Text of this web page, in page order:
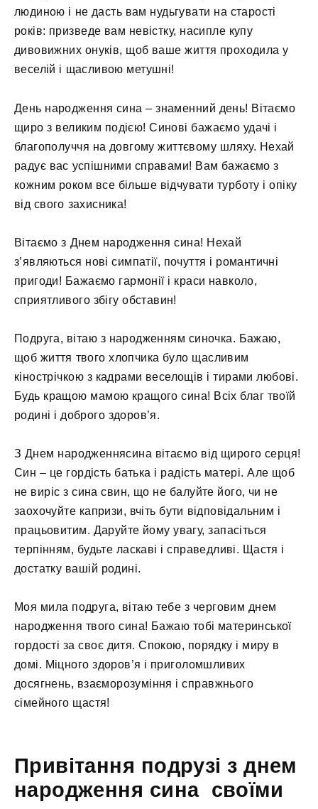
людиною і не дасть вам нудьгувати на старості
років: призведе вам невістку, насипле купу
дивовижних онуків, щоб ваше життя проходила у
веселій і щасливою метушні!
День народження сина – знаменний день! Вітаємо
щиро з великим подією! Синові бажаємо удачі і
благополуччя на довгому життєвому шляху. Нехай
радує вас успішними справами! Вам бажаємо з
кожним роком все більше відчувати турботу і опіку
від свого захисника!
Вітаємо з Днем народження сина! Нехай
з’являються нові симпатії, почуття і романтичні
пригоди! Бажаємо гармонії і краси навколо,
сприятливого збігу обставин!
Подруга, вітаю з народженням синочка. Бажаю,
щоб життя твого хлопчика було щасливим
кінострічкою з кадрами веселощів і тирами любові.
Будь кращою мамою кращого сина! Всіх благ твоїй
родині і доброго здоров’я.
З Днем народженнясина вітаємо від щирого серця!
Син – це гордість батька і радість матері. Але щоб
не виріс з сина свин, що не балуйте його, чи не
заохочуйте капризи, вчіть бути відповідальним і
працьовитим. Даруйте йому увагу, запасіться
терпінням, будьте ласкаві і справедливі. Щастя і
достатку вашій родині.
Моя мила подруга, вітаю тебе з черговим днем ​​
народження твого сина! Бажаю тобі материнської
гордості за своє дитя. Спокою, порядку і миру в
домі. Міцного здоров’я і приголомшливих
досягнень, взаєморозуміння і справжнього
сімейного щастя!
Привітання подрузі з днем
народження сина своїми